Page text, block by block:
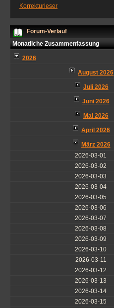
Korrekturleser
Forum-Verlauf
Monatliche Zusammenfassung
2026
August 2026
Juli 2026
Juni 2026
Mai 2026
April 2026
März 2026
2026-03-01
2026-03-02
2026-03-03
2026-03-04
2026-03-05
2026-03-06
2026-03-07
2026-03-08
2026-03-09
2026-03-10
2026-03-11
2026-03-12
2026-03-13
2026-03-14
2026-03-15